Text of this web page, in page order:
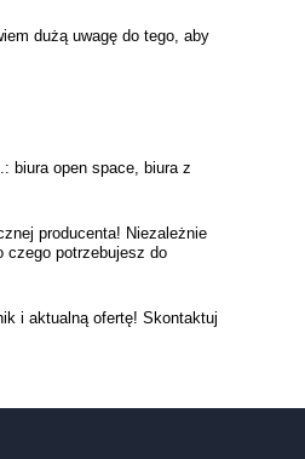
dużą uwagę do tego, aby
biura open space, biura z
producenta! Niezależnie
czego potrzebujesz do
i aktualną ofertę! Skontaktuj